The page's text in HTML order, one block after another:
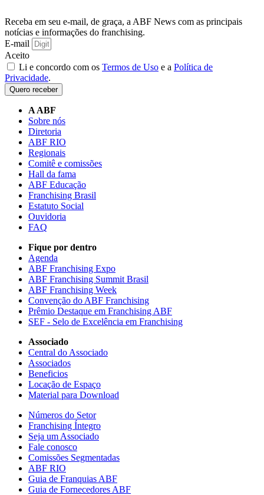
Receba em seu e-mail, de graça, a ABF News com as principais
notícias e informações do franchising.
E-mail
Aceito
Li e concordo com os Termos de Uso e a Política de
Privacidade.
Quero receber
A ABF
Sobre nós
Diretoria
ABF RIO
Regionais
Comitê e comissões
Hall da fama
ABF Educação
Franchising Brasil
Estatuto Social
Ouvidoria
FAQ
Fique por dentro
Agenda
ABF Franchising Expo
ABF Franchising Summit Brasil
ABF Franchising Week
Convenção do ABF Franchising
Prêmio Destaque em Franchising ABF
SEF - Selo de Excelência em Franchising
Associado
Central do Associado
Associados
Beneficios
Locação de Espaço
Material para Download
Números do Setor
Franchising Íntegro
Seja um Associado
Fale conosco
Comissões Segmentadas
ABF RIO
Guia de Franquias ABF
Guia de Fornecedores ABF